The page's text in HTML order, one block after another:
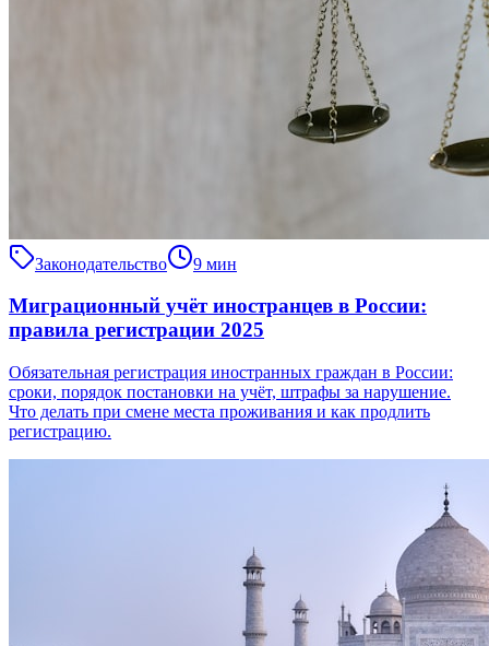
Законодательство 9 мин
Миграционный учёт иностранцев в России:
правила регистрации 2025
Обязательная регистрация иностранных граждан в России:
сроки, порядок постановки на учёт, штрафы за нарушение.
Что делать при смене места проживания и как продлить
регистрацию.